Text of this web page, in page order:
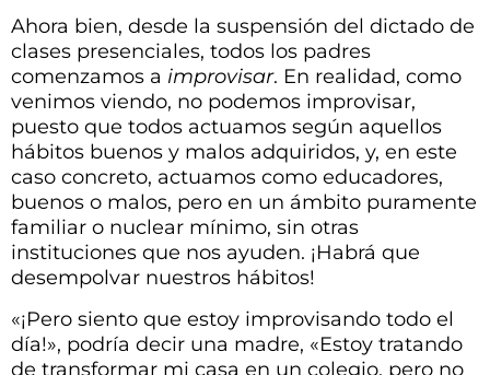
Ahora bien, desde la suspensión del dictado de
clases presenciales, todos los padres
comenzamos a improvisar. En realidad, como
venimos viendo, no podemos improvisar,
puesto que todos actuamos según aquellos
hábitos buenos y malos adquiridos, y, en este
caso concreto, actuamos como educadores,
buenos o malos, pero en un ámbito puramente
familiar o nuclear mínimo, sin otras
instituciones que nos ayuden. ¡Habrá que
desempolvar nuestros hábitos!
«¡Pero siento que estoy improvisando todo el
día!», podría decir una madre, «Estoy tratando
de transformar mi casa en un colegio, pero no